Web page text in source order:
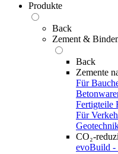
Produkte
Back
Zement &
Back
Zemente
Für
Fertigteile
Für
CO₂-
evoBuild